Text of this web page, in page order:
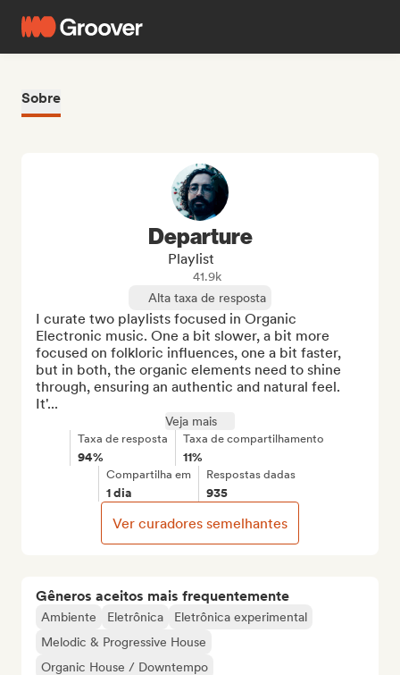
Sobre
Gêneros aceitos mais frequentemente
Ambiente Eletrônica
Eletrônica experimental
Melodic & Progressive House
Organic House / Downtempo
Departure
Playlist
41.9k
Alta taxa de resposta
I curate two playlists focused in Organic
Electronic music. One a bit slower, a bit more
focused on folkloric influences, one a bit faster,
but in both, the organic elements need to shine
through, ensuring an authentic and natural feel.
It'...
Veja mais
Taxa de resposta
94%
Taxa de compartilhamento
11%
Compartilha em
1 dia
Respostas dadas
935
Ver curadores semelhantes